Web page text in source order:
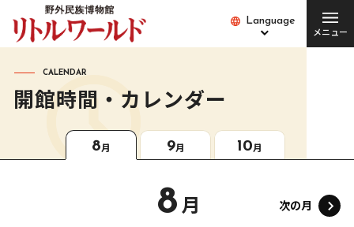
Language
メニュー
Language
開館時間･営業日
アクセス
便利な設備・
サービス
愛犬とご入場の方
園内バス
CALENDAR
開館時間・カレンダー
8月 9月 10月
8月 次の月